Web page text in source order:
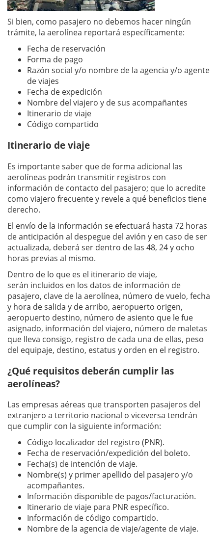
Si bien, como pasajero no debemos hacer ningún
trámite, la aerolínea reportará específicamente:
Fecha de reservación
Forma de pago
Razón social y/o nombre de la agencia y/o agente
de viajes
Fecha de expedición
Nombre del viajero y de sus acompañantes
Itinerario de viaje
Código compartido
Itinerario de viaje
Es importante saber que de forma adicional las
aerolíneas podrán transmitir registros con
información de contacto del pasajero; que lo acredite
como viajero frecuente y revele a qué beneficios tiene
derecho.
El envío de la información se efectuará hasta 72 horas
de anticipación al despegue del avión y en caso de ser
actualizada, deberá ser dentro de las 48, 24 y ocho
horas previas al mismo.
Dentro de lo que es el itinerario de viaje,
serán incluidos en los datos de información de
pasajero, clave de la aerolínea, número de vuelo, fecha
y hora de salida y de arribo, aeropuerto origen,
aeropuerto destino, número de asiento que le fue
asignado, información del viajero, número de maletas
que lleva consigo, registro de cada una de ellas, peso
del equipaje, destino, estatus y orden en el registro.
¿Qué requisitos deberán cumplir las
aerolíneas?
Las empresas aéreas que transporten pasajeros del
extranjero a territorio nacional o viceversa tendrán
que cumplir con la siguiente información:
Código localizador del registro (PNR).
Fecha de reservación/expedición del boleto.
Fecha(s) de intención de viaje.
Nombre(s) y primer apellido del pasajero y/o
acompañantes.
Información disponible de pagos/facturación.
Itinerario de viaje para PNR específico.
Información de código compartido.
Nombre de la agencia de viaje/agente de viaje.